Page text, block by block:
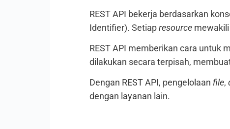
REST API bekerja berdasarkan
Identifier). Setiapresource
REST API memberikan cara untuk
dilakukan secara terpisah,
Dengan REST API, pengelolaan file,
dengan layanan lain.